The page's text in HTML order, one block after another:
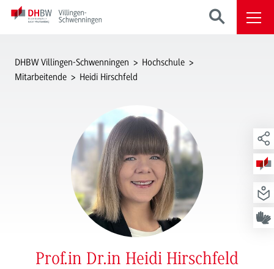
DHBW Villingen-Schwenningen
Hochschule
Mitarbeitende
Heidi Hirschfeld
Prof.in Dr.in Heidi Hirschfeld